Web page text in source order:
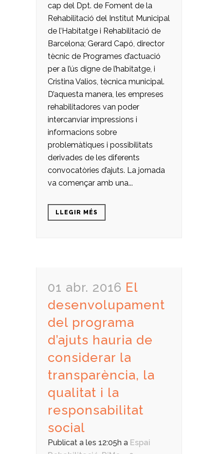
cap del Dpt. de Foment de la
Rehabilitació del Institut Municipal
de l’Habitatge i Rehabilitació de
Barcelona; Gerard Capó, director
tècnic de Programes d’actuació
per a l’ús digne de l’habitatge, i
Cristina Valios, tècnica municipal.
D’aquesta manera, les empreses
rehabilitadores van poder
intercanviar impressions i
informacions sobre
problemàtiques i possibilitats
derivades de les diferents
convocatòries d’ajuts. La jornada
va començar amb una...
LLEGIR MÉS
01 abr. 2016 El
desenvolupament
del programa
d’ajuts hauria de
considerar la
transparència, la
qualitat i la
responsabilitat
social
Publicat a les 12:05h a Espai